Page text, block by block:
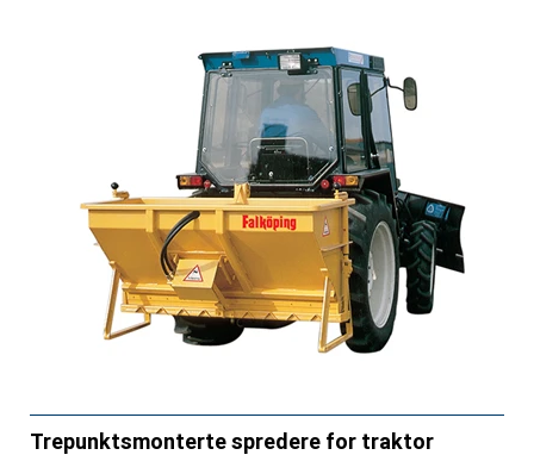
Trepunktsmonterte spredere for traktor